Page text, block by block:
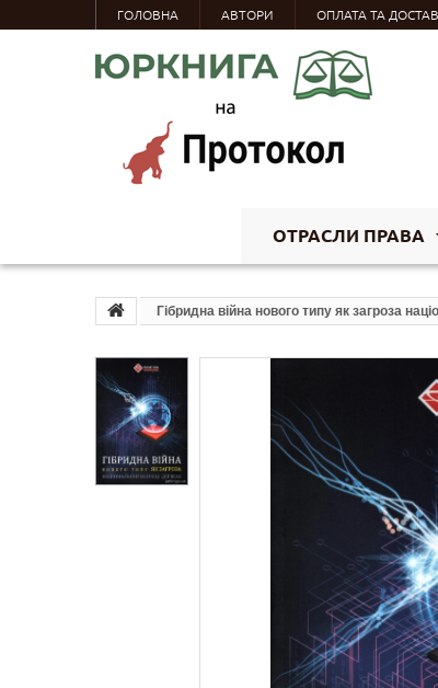
ГОЛОВНА АВТОРИ ОПЛАТА ТА
ОТРАСЛИ ПРАВА
Гібридна війна нового типу як загроза